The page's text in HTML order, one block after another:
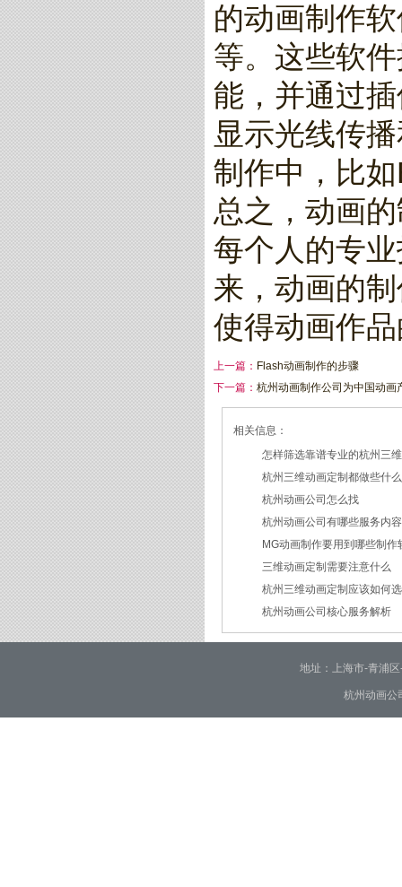
的动画制作
等。这些软
能，并通过
显示光线传
制作中，比
总之，动画
每个人的专
来，动画的
使得动画作
上一篇： Flash动画制作的步骤
下一篇： 杭州动画制作公司为中国动画
相关信息：
怎样筛选靠谱专业的杭州三
2026/07/21
杭州三维动画定制都做些什
2026/03/19
杭州动画公司怎么找
2026/03/12
杭州动画公司有哪些服务内容
2026/03/09
MG动画制作要用到哪些制作
2026/02/24
三维动画定制需要注意什么
2026/02/09
杭州三维动画定制应该如何
2026/01/30
杭州动画公司核心服务解析
2026/01/28
地址：上海市-青浦
杭州动画公